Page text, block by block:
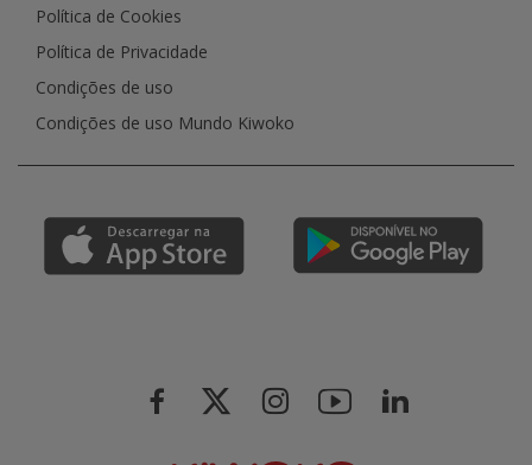
Política de Cookies
Política de Privacidade
Condições de uso
Condições de uso Mundo Kiwoko